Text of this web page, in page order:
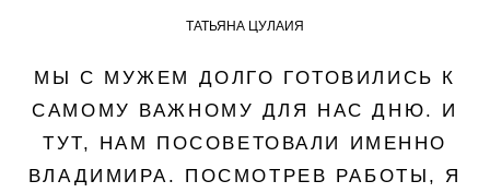
ТАТЬЯНА ЦУЛАИЯ
МЫ С МУЖЕМ ДОЛГО ГОТОВИЛИСЬ К
САМОМУ ВАЖНОМУ ДЛЯ НАС ДНЮ. И
ТУТ, НАМ ПОСОВЕТОВАЛИ ИМЕННО
ВЛАДИМИРА. ПОСМОТРЕВ РАБОТЫ, Я